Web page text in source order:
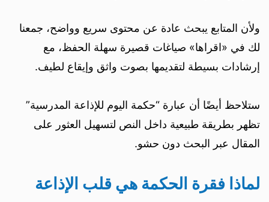
ولأن المتابع يبحث عادة عن محتوى سريع وواضح، جمعنا
لك في «اقراها» صياغات قصيرة سهلة الحفظ، مع
إرشادات بسيطة لتقديمها بصوت واثق وإيقاع لطيف.
ستلاحظ أيضًا أن عبارة “حكمة اليوم للإذاعة المدرسية”
تظهر بطريقة طبيعية داخل النص لتسهيل العثور على
المقال عبر البحث دون حشو.
لماذا فقرة الحكمة هي قلب الإذاعة